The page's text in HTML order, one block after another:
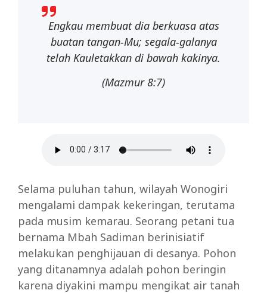
Engkau membuat dia berkuasa atas
buatan tangan-Mu; segala-galanya
telah Kauletakkan di bawah kakinya.
(Mazmur 8:7)
Selama puluhan tahun, wilayah Wonogiri
mengalami dampak kekeringan, terutama
pada musim kemarau. Seorang petani tua
bernama Mbah Sadiman berinisiatif
melakukan penghijauan di desanya. Pohon
yang ditanamnya adalah pohon beringin
karena diyakini mampu mengikat air tanah